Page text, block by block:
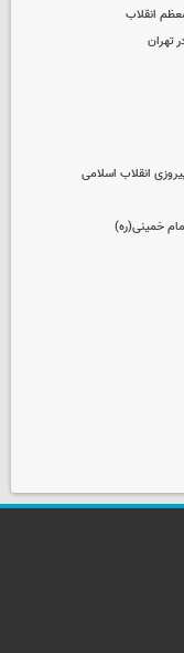
انقلاب
تهران
انقلاب اسلامی
خمینی(ره)